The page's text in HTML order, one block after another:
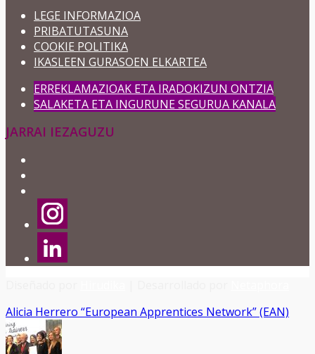
LEGE INFORMAZIOA
PRIBATUTASUNA
COOKIE POLITIKA
IKASLEEN GURASOEN ELKARTEA
ERREKLAMAZIOAK ETA IRADOKIZUN ONTZIA
SALAKETA ETA INGURUNE SEGURUA KANALA
JARRAI IEZAGUZU
Alicia Herrero “European Apprentices Network” (EAN)